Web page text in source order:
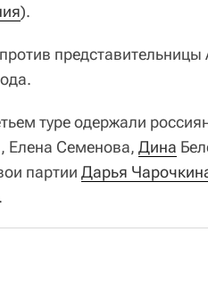
).
туре одержали
Елена Семенова, Дина
партии Дарья